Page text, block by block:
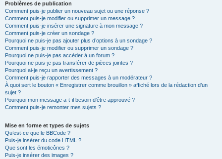
Problèmes de publication
Comment puis-je publier un nouveau sujet ou une réponse ?
Comment puis-je modifier ou supprimer un message ?
Comment puis-je insérer une signature à mon message ?
Comment puis-je créer un sondage ?
Pourquoi ne puis-je pas ajouter plus d’options à un sondage ?
Comment puis-je modifier ou supprimer un sondage ?
Pourquoi ne puis-je pas accéder à un forum ?
Pourquoi ne puis-je pas transférer de pièces jointes ?
Pourquoi ai-je reçu un avertissement ?
Comment puis-je rapporter des messages à un modérateur ?
À quoi sert le bouton « Enregistrer comme brouillon » affiché lors de la rédaction d’un
sujet ?
Pourquoi mon message a-t-il besoin d’être approuvé ?
Comment puis-je remonter mes sujets ?
Mise en forme et types de sujets
Qu’est-ce que le BBCode ?
Puis-je insérer du code HTML ?
Que sont les émoticônes ?
Puis-je insérer des images ?